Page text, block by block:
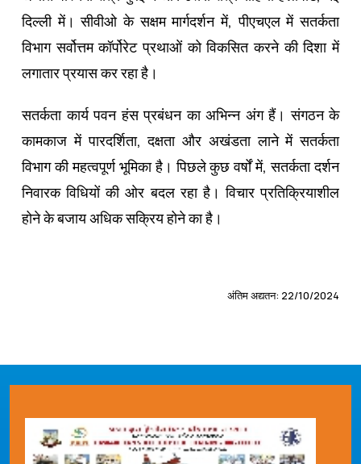
दिल्ली में। सीवीओ के सक्षम मार्गदर्शन में, पीएचएल में सतर्कता
विभाग सर्वोत्तम कॉर्पोरेट प्रथाओं को विकसित करने की दिशा में
लगातार प्रयास कर रहा है।
सतर्कता कार्य पवन हंस प्रबंधन का अभिन्न अंग हैं। संगठन के
कामकाज में पारदर्शिता, दक्षता और अखंडता लाने में सतर्कता
विभाग की महत्वपूर्ण भूमिका है। पिछले कुछ वर्षों में, सतर्कता दर्शन
निवारक विधियों की ओर बदल रहा है। विचार प्रतिक्रियाशील
होने के बजाय अधिक सक्रिय होने का है।
अंतिम अद्यतन: 22/10/2024